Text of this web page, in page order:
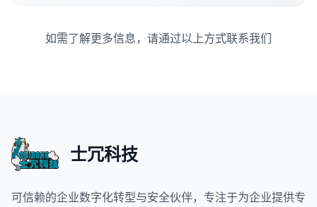
如需了解更多信息，请通过以上方式联系我们
士冗科技
可信赖的企业数字化转型与安全伙伴，专注于为企业提供专